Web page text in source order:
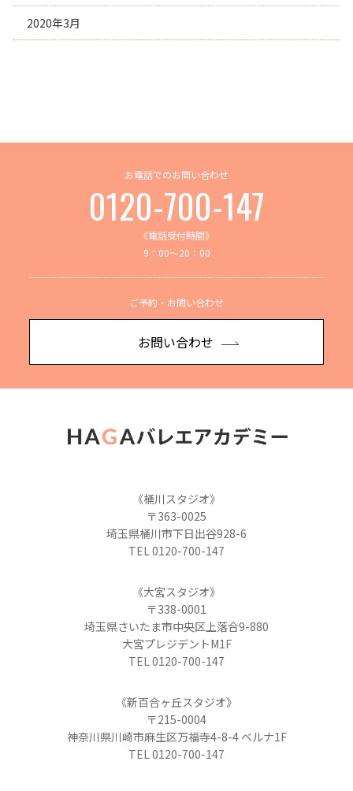
2020年3月
お電話でのお問い合わせ
0120-700-147
《電話受付時間》
9：00～20：00
ご予約・お問い合わせ
お問い合わせ
《桶川スタジオ》
〒363-0025
埼玉県桶川市下日出谷928-6
TEL 0120-700-147
《大宮スタジオ》
〒338-0001
埼玉県さいたま市中央区上落合9-880
大宮プレジデントM1F
TEL 0120-700-147
《新百合ヶ丘スタジオ》
〒215-0004
神奈川県川崎市麻生区万福寺4-8-4 ベルナ1F
TEL 0120-700-147